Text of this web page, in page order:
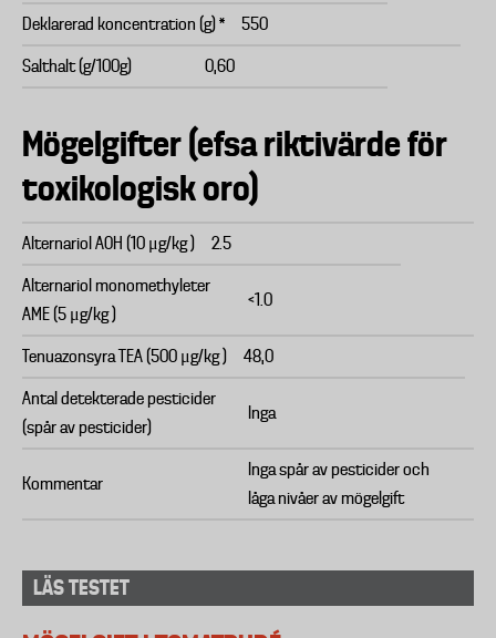
Deklarerad koncentration (g) * 550
Salthalt (g/100g) 0,60
Mögelgifter (efsa riktivärde för
toxikologisk oro)
Alternariol AOH (10 μg/kg ) 2.5
Alternariol monomethyleter
AME (5 μg/kg )
<1.0
Tenuazonsyra TEA (500 μg/kg ) 48,0
Antal detekterade pesticider
(spår av pesticider)
Inga
Kommentar
Inga spår av pesticider och
låga nivåer av mögelgift
LÄS TESTET